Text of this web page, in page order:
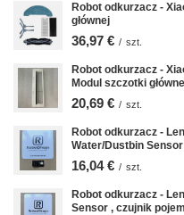
Robot odkurzacz -
głównej
36,97 € / szt.
Robot odkurzacz -
Modul szczotki
20,69 € / szt.
Robot odkurzacz -
Water/Dustbin
16,04 € / szt.
Robot odkurzacz -
Sensor , czujnik